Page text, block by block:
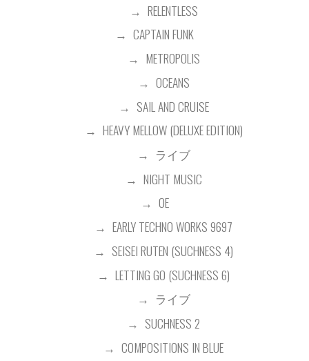
RELENTLESS
CAPTAIN FUNK
METROPOLIS
OCEANS
SAIL AND CRUISE
HEAVY MELLOW (DELUXE EDITION)
ライブ
NIGHT MUSIC
OE
EARLY TECHNO WORKS 9697
SEISEI RUTEN (SUCHNESS 4)
LETTING GO (SUCHNESS 6)
ライブ
SUCHNESS 2
COMPOSITIONS IN BLUE